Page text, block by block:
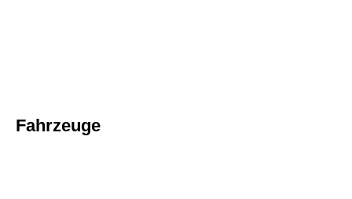
Fahrzeuge